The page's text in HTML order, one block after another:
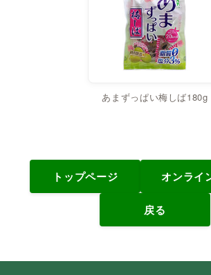
あまずっぱい梅しば180g
トップページ オンライ
戻る